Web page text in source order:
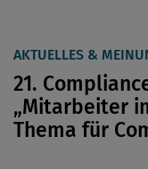
AKTUELLES &
21.
„Mitarbeiter
Thema für